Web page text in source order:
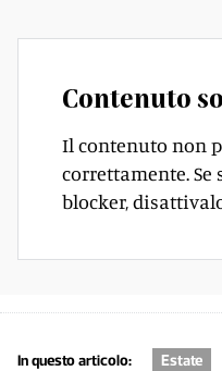
Contenuto
Il contenuto non
correttamente.
blocker,
In questo articolo: Estate